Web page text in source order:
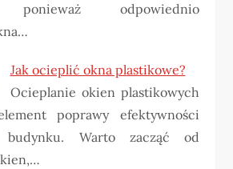
ponieważ odpowiednio
Jak ocieplić okna plastikowe?
Ocieplanie okien plastikowych
poprawy efektywności
budynku. Warto zacząć od